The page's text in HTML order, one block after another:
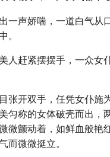
一声娇喘，一道白气从
。
人赶紧摆摆手，一众女
张开双手，任凭女仆施
匀称的女体破壳而出，
微颤动着，如鲜血般艳
而微微挺立。